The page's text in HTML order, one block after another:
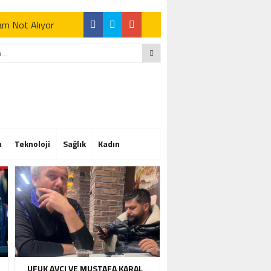
Not Alıyor
Not Alıyor
Teknoloji Sağlık Kadın
UFUK AVCI VE MUSTAFA KARAL